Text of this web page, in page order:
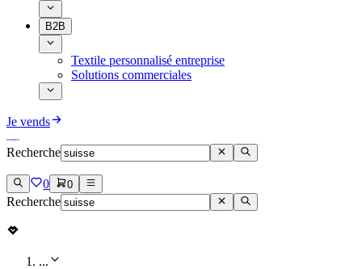
B2B
Textile personnalisé entreprise
Solutions commerciales
Je vends
Recherche
0 0
Recherche
...